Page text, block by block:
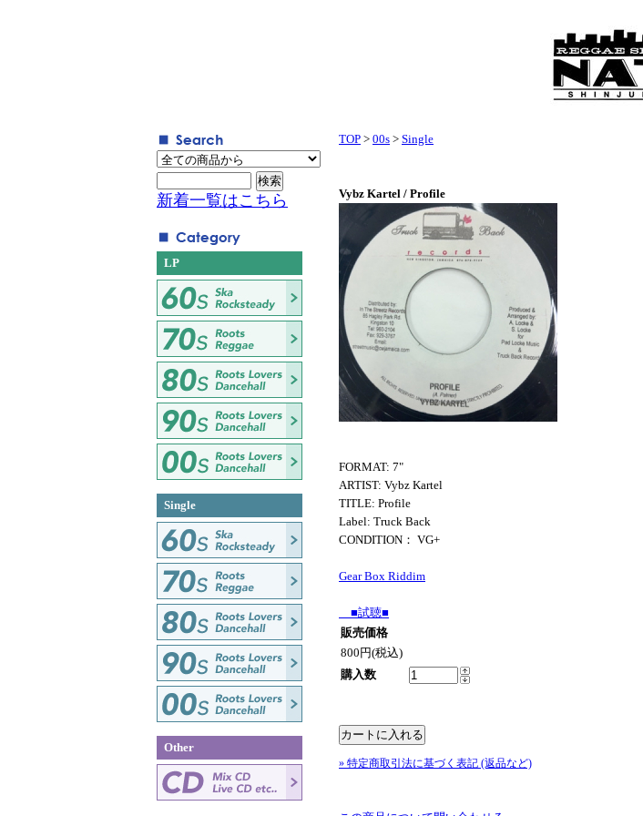
TOP > 00s > Single
Vybz Kartel / Profile
FORMAT: 7"
ARTIST: Vybz Kartel
TITLE: Profile
Label: Truck Back
CONDITION： VG+
Gear Box Riddim
■試聴■
販売価格
800円(税込)
購入数
» 特定商取引法に基づく表記 (返品など)
新着一覧はこちら
LP
Single
Other